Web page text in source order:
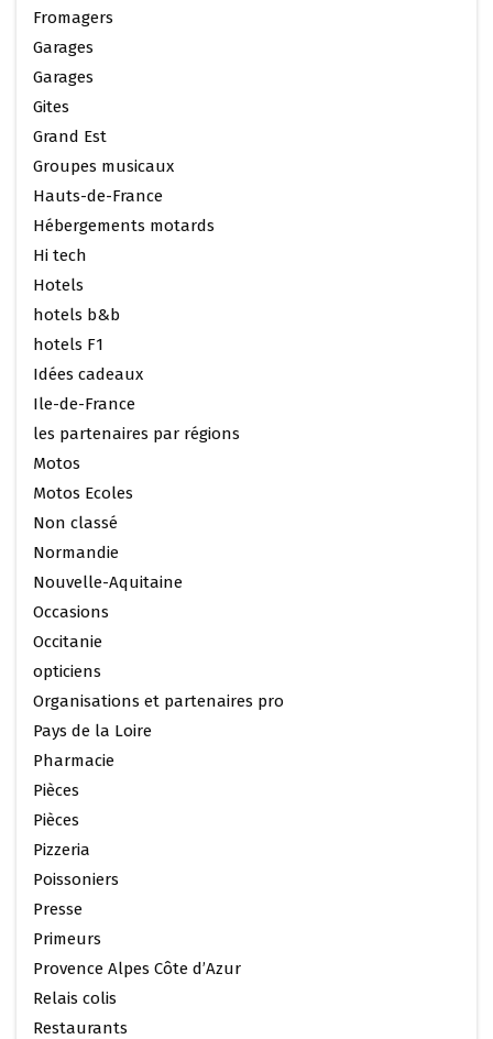
Fromagers
Garages
Garages
Gites
Grand Est
Groupes musicaux
Hauts-de-France
Hébergements motards
Hi tech
Hotels
hotels b&b
hotels F1
Idées cadeaux
Ile-de-France
les partenaires par régions
Motos
Motos Ecoles
Non classé
Normandie
Nouvelle-Aquitaine
Occasions
Occitanie
opticiens
Organisations et partenaires pro
Pays de la Loire
Pharmacie
Pièces
Pièces
Pizzeria
Poissoniers
Presse
Primeurs
Provence Alpes Côte d’Azur
Relais colis
Restaurants